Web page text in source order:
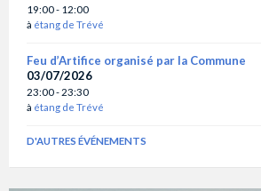
19:00 - 12:00
à étang de Trévé
Feu d’Artifice organisé par la Commune
03/07/2026
23:00 - 23:30
à étang de Trévé
D'AUTRES ÉVÉNEMENTS